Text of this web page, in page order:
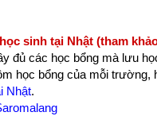
sinh tại Nhật (tham
đủ các học bổng mà lưu
học bổng của mỗi trường,
Nhật.